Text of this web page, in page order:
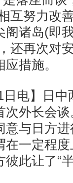
互努力改
诸岛(即
再次对
措施。
电】日中
外长会
与日方
一定程
此让了“